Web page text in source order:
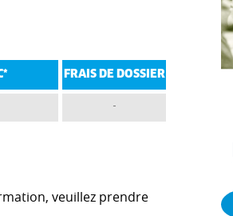
FRAIS DE DOSSIER
-
veuillez prendre